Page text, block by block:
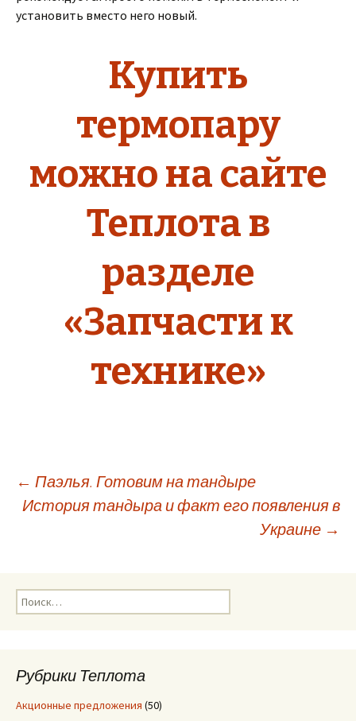
установить вместо него новый.
Купить
термопару
можно на сайте
Теплота в
разделе
«Запчасти к
технике»
Навигация
записям
← Паэлья. Готовим на тандыре
История тандыра и факт его появления в
Украине →
Н
а
:Рубрики Теплота
Акционные предложения (50)